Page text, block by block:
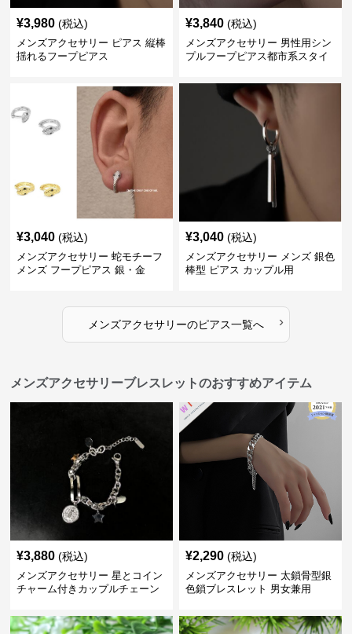
¥3,980 (税込)
メンズアクセサリー ピアス 縦棒
揺れるフープピアス
¥3,840 (税込)
メンズアクセサリー 男性用シン
プルフープピアス都市系スタイ
¥3,040 (税込)
メンズアクセサリー 蛇モチーフ
メンズ フープピアス 銀・金
¥3,040 (税込)
メンズアクセサリー メンズ 銀色
棒型 ピアス カップル用
メンズアクセサリーのピアス一覧へ ›
メンズアクセサリーブレスレットのおすすめアイテム
¥3,880 (税込)
メンズアクセサリー 星とコイン
チャーム付きカップルチェーン
¥2,290 (税込)
メンズアクセサリー 太鎖骨型銀
色鎖ブレスレット 男女兼用